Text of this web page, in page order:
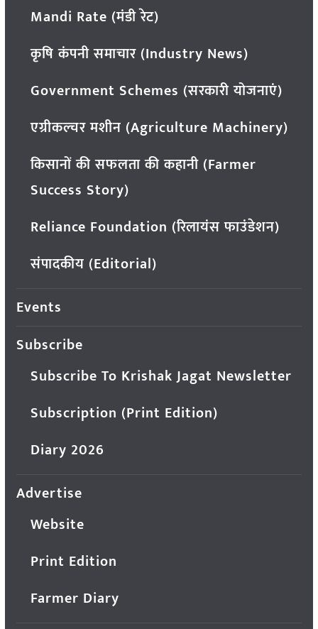
Mandi Rate (मंडी रेट)
कृषि कंपनी समाचार (Industry News)
Government Schemes (सरकारी योजनाएं)
एग्रीकल्चर मशीन (Agriculture Machinery)
किसानों की सफलता की कहानी (Farmer
Success Story)
Reliance Foundation (रिलायंस फाउंडेशन)
संपादकीय (Editorial)
Events
Subscribe
Subscribe To Krishak Jagat Newsletter
Subscription (Print Edition)
Diary 2026
Advertise
Website
Print Edition
Farmer Diary